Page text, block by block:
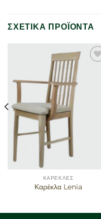
ΣΧΕΤΙΚΆ ΠΡΟΪΌΝΤΑ
Προσθήκη
αγαπημένα
ΚΑΡΈΚΛΕΣ
Καρέκλα Lenia